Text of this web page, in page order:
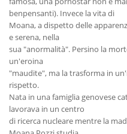
benpensanti). Invece la vita di
Moana, a dispetto delle
e serena, nella
sua "anormalità". Persino la
un'eroina
"maudite", ma la trasforma in
rispetto.
Nata in una famiglia genovese
lavorava in un centro
di ricerca nucleare mentre la